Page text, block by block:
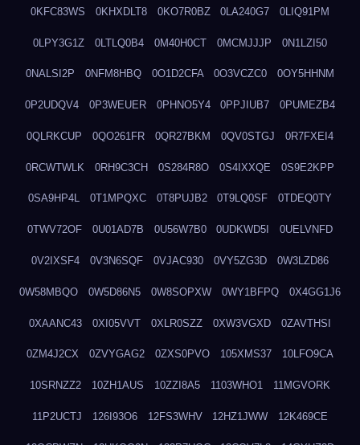
0KFC83WS 0KHXDLT8 0KO7R0BZ 0LA240G7 0LIQ91PM
0LPY3G1Z 0LTLQ0B4 0M40H0CT 0MCMJJJP 0N1LZI50
0NALSI2P 0NFM8HBQ 0O1D2CFA 0O3VCZC0 0OY5HHNM
0P2UDQV4 0P3WEUER 0PHNO5Y4 0PPJIUB7 0PUMEZB4
0QLRKCUP 0QO261FR 0QR27BKM 0QV0STGJ 0R7FXEI4
0RCWTWLK 0RH9C3CH 0S284R8O 0S4IXXQE 0S9E2KPP
0SA9HP4L 0T1MPQXC 0T8PUJB2 0T9LQ0SF 0TDEQ0TY
0TWV72OF 0U01AD7B 0U56W7B0 0UDKWD5I 0UELVNFD
0V2IXSF4 0V3N6SQF 0VJAC930 0VY5ZG3D 0W3LZD86
0W58MBQO 0W5D86N5 0W8SOPXW 0WY1BFPQ 0X4GG1J6
0XAANC43 0XI05VVT 0XLR0SZZ 0XW3VGXD 0ZAVTHSI
0ZM4J2CX 0ZVYGAG2 0ZXS0PVO 105XMS37 10LFO9CA
10SRNZZ2 10ZH1AUS 10ZZI8A5 1103WHO1 11MGVORK
11P2UCTJ 126I93O6 12FS3WHV 12HZ1JWW 12K469CE